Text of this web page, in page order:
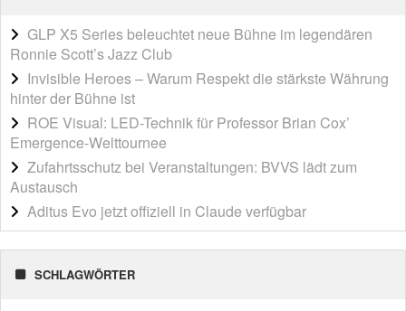
GLP X5 Series beleuchtet neue Bühne im legendären
Ronnie Scott’s Jazz Club
Invisible Heroes – Warum Respekt die stärkste Währung
hinter der Bühne ist
ROE Visual: LED-Technik für Professor Brian Cox’
Emergence-Welttournee
Zufahrtsschutz bei Veranstaltungen: BVVS lädt zum
Austausch
Aditus Evo jetzt offiziell in Claude verfügbar
SCHLAGWÖRTER